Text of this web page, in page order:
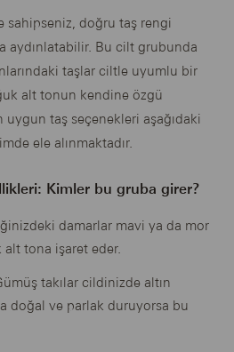
sahipseniz, doğru taş rengi
aydınlatabilir. Bu cilt grubunda
taşlar ciltle uyumlu bir
alt tonun kendine özgü
taş seçenekleri aşağıdaki
ele alınmaktadır.
Kimler bu gruba girer?
damarlar mavi ya da mor
tona işaret eder.
takılar cildinizde altın
doğal ve parlak duruyorsa bu